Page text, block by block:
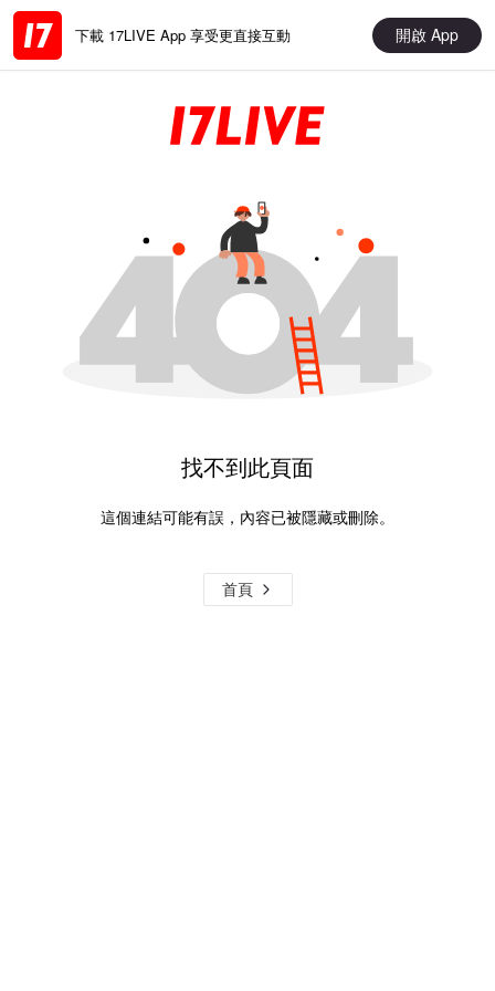
下載 17LIVE App 享受更直接互動 開啟 App
找不到此頁面
這個連結可能有誤，內容已被隱藏或刪除。
首頁